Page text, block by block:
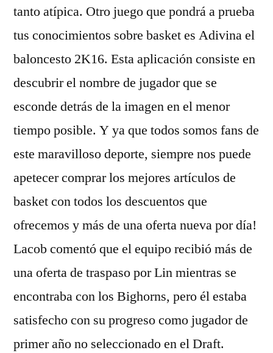
tanto atípica. Otro juego que pondrá a prueba
tus conocimientos sobre basket es Adivina el
baloncesto 2K16. Esta aplicación consiste en
descubrir el nombre de jugador que se
esconde detrás de la imagen en el menor
tiempo posible. Y ya que todos somos fans de
este maravilloso deporte, siempre nos puede
apetecer comprar los mejores artículos de
basket con todos los descuentos que
ofrecemos y más de una oferta nueva por día!
Lacob comentó que el equipo recibió más de
una oferta de traspaso por Lin mientras se
encontraba con los Bighorns, pero él estaba
satisfecho con su progreso como jugador de
primer año no seleccionado en el Draft.